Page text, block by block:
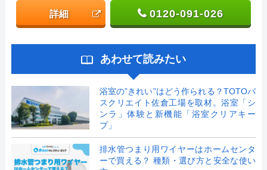
詳細 0120-091-026
あわせて読みたい
浴室の”きれい”はどう作られる？TOTOバ
スクリエイト佐倉工場を取材。浴室「シ
ンラ」体験と新機能「浴室クリアキー
プ」
排水管つまり用ワイヤーはホームセンタ
ーで買える？ 種類・選び方と安全な使い